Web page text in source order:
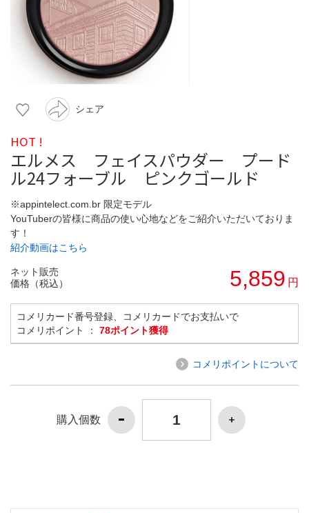
シェア
HOT !
エルメス フェイスパウダー プード
ル24フォーブル ピンクゴールド
※appintelect.com.br 限定モデル
YouTuberの皆様に商品の使い心地などをご紹介いただいておりま
す！
紹介動画はこちら
ネット販売
価格（税込）
5,859 円
コメリカード番号登録、コメリカードでお支払いで
コメリポイント ： 78ポイント獲得
コメリポイントについて
購入個数